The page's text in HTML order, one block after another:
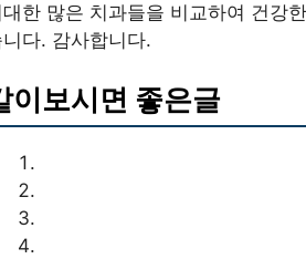
대한 많은 치과들을 비교하여 건강
니다. 감사합니다.
이보시면 좋은글